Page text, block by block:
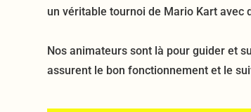
un véritable tournoi de Mario Kart avec
Nos animateurs sont là pour guider et
assurent le bon fonctionnement et le